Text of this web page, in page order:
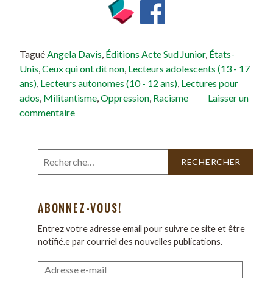
Tagué Angela Davis Éditions Acte Sud Junior, États-
Unis Ceux qui ont dit non Lecteurs adolescents (13 - 17
ans) Lecteurs autonomes (10 - 12 ans) Lectures pour
ados Militantisme Oppression Racisme
Laisser un
commentaire
ABONNEZ-VOUS!
Entrez votre adresse email pour suivre ce site et être
notifié.e par courriel des nouvelles publications.